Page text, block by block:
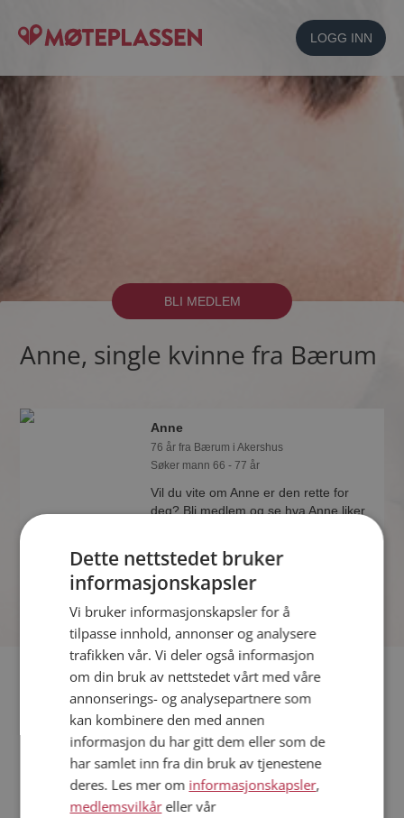
LOGG INN
BLI MEDLEM
Anne, single kvinne fra Bærum
Anne
76 år fra Bærum i Akershus
Søker mann 66 - 77 år
Vil du vite om Anne er den rette for
deg? Bli medlem og se hva Anne liker
Fler single
Flere singlekvinner fra Bærum:Kari Mette
Menn fra Bærum
Date kvinner i Norge
Date menn i Norge
Dette nettstedet bruker
informasjonskapsler
Vi bruker informasjonskapsler for å
tilpasse innhold, annonser og analysere
trafikken vår. Vi deler også informasjon
om din bruk av nettstedet vårt med våre
annonserings- og analysepartnere som
kan kombinere den med annen
informasjon du har gitt dem eller som de
har samlet inn fra din bruk av tjenestene
deres. Les mer om informasjonskapsler,
medlemsvilkåreller vår